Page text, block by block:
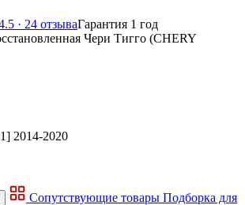
· 24 отзываГарантия 1 год
2014-2020
Сопутствующие товары Подборка для